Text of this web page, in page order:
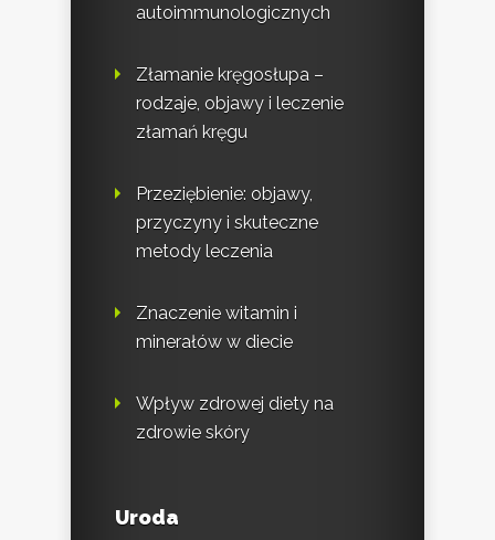
autoimmunologicznych
Złamanie kręgosłupa –
rodzaje, objawy i leczenie
złamań kręgu
Przeziębienie: objawy,
przyczyny i skuteczne
metody leczenia
Znaczenie witamin i
minerałów w diecie
Wpływ zdrowej diety na
zdrowie skóry
Uroda